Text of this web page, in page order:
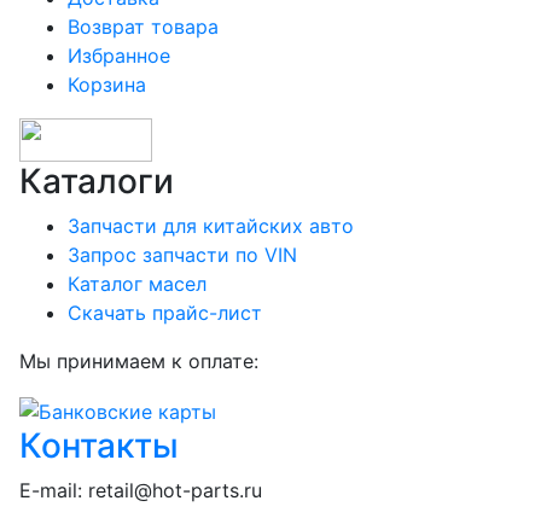
Возврат товара
Избранное
Корзина
Каталоги
Запчасти для китайских авто
Запрос запчасти по VIN
Каталог масел
Скачать прайс-лист
Мы принимаем к оплате:
Контакты
E-mail: retail@hot-parts.ru